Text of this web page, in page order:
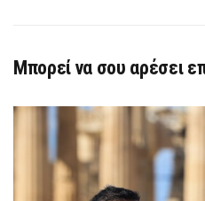
Μπορεί να σου αρέσει